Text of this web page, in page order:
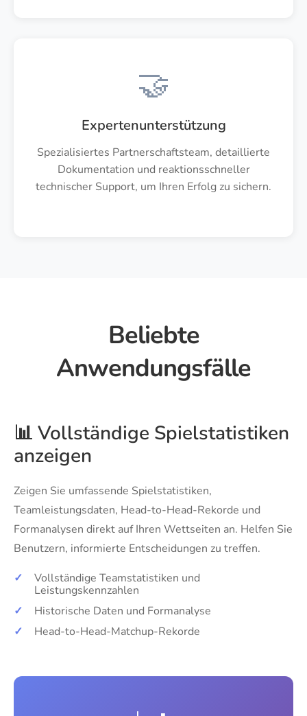
🤝
Expertenunterstützung
Spezialisiertes Partnerschaftsteam, detaillierte
Dokumentation und reaktionsschneller
technischer Support, um Ihren Erfolg zu sichern.
Beliebte
Anwendungsfälle
📊 Vollständige Spielstatistiken
anzeigen
Zeigen Sie umfassende Spielstatistiken,
Teamleistungsdaten, Head-to-Head-Rekorde und
Formanalysen direkt auf Ihren Wettseiten an. Helfen Sie
Benutzern, informierte Entscheidungen zu treffen.
✓
Vollständige Teamstatistiken und
Leistungskennzahlen
✓
Historische Daten und Formanalyse
✓
Head-to-Head-Matchup-Rekorde